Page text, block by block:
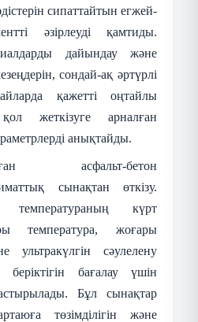
сипаттайтын егжей-
әзірлеуді қамтиды.
дайындау және
сондай-ақ әртүрлі
қажетті оңтайлы
қол жеткізуге арналған
анықтайды.
асфальт-бетон
сынақтан өткізу.
температураның күрт
температура, жоғары
ультракүлгін сәулелену
беріктігін бағалау үшін
Бұл сынақтар
төзімділігін және